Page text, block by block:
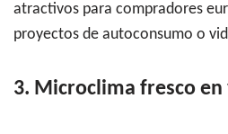
atractivos para compradores
proyectos de autoconsumo o
3. Microclima fresco en